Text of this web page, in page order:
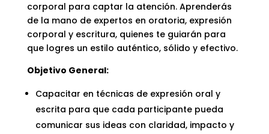
corporal para captar la atención. Aprenderás
de la mano de expertos en oratoria, expresión
corporal y escritura, quienes te guiarán para
que logres un estilo auténtico, sólido y efectivo.
Objetivo General:
Capacitar en técnicas de expresión oral y
escrita para que cada participante pueda
comunicar sus ideas con claridad, impacto y